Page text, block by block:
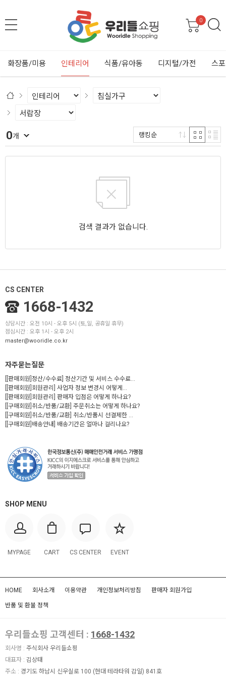
0
화장품/미용 인테리어 식품/유아동 디지털/가전 스
0개 랭킹순
검색 결과가 없습니다.
CS CENTER
1668-1432
상담시간 : 오전 10시 - 오후 5시 (토,일, 공휴일 휴무)
점심시간 : 오후 1시 - 오후 2시
master@wooridle.co.kr
자주묻는질문
[[판매회원]정산/수수료] 정산기간 및 서비스 수수료...
[[판매회원]회원관리] 사업자 정보 변경시 어떻게...
[[판매회원]회원관리] 판매자 입점은 어떻게 하나요?
[[구매회원]취소/반품/교환] 주문취소는 어떻게 하나요?
[[구매회원]취소/반품/교환] 취소/반품시 선결제한 ...
[[구매회원]배송안내] 배송기간은 얼마나 걸리나요?
SHOP MENU
MYPAGE CART CS CENTER EVENT
HOME 회사소개 이용약관 개인정보처리방침 판매자 회원가입
반품 및 환불 정책
우리들쇼핑 고객센터 : 1668-1432
회사명 : 주식회사 우리들쇼핑
대표자 : 김상태
주소 : 경기도 하남시 신우실로 100 (현대 테라타워 감일) 841호